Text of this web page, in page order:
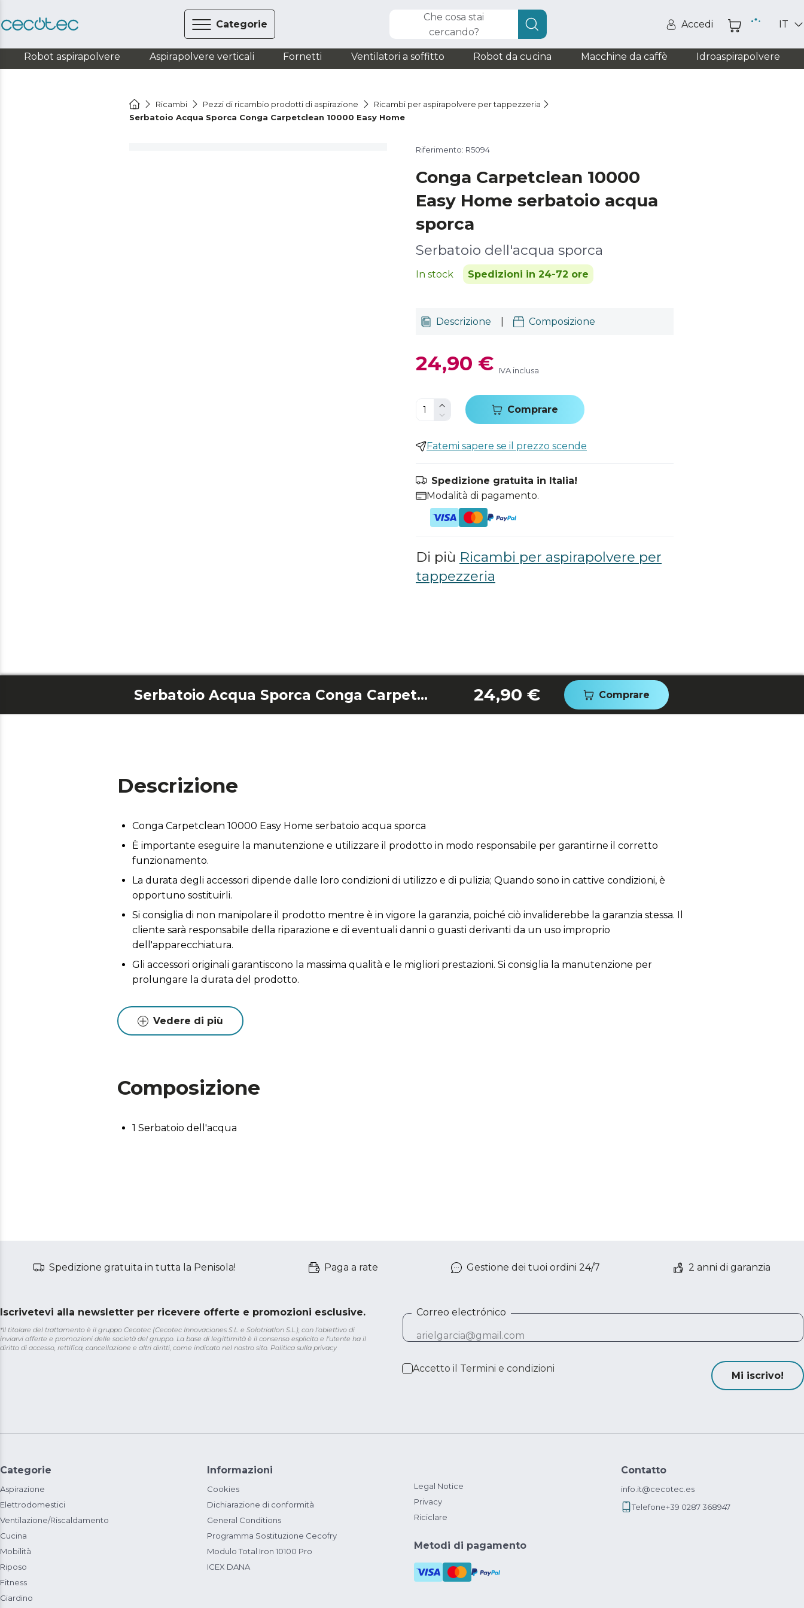
Categorie
Che cosa stai
cercando?
Accedi IT
Robot aspirapolvere Aspirapolvere verticali Fornetti Ventilatori a soffitto Robot da cucina Macchine da caffè Idroaspirapolvere
Ricambi Pezzi di ricambio prodotti di aspirazione
Ricambi per aspirapolvere per tappezzeria
Serbatoio Acqua Sporca Conga Carpetclean 10000 Easy Home
Riferimento: R5094
Conga Carpetclean 10000
Easy Home serbatoio acqua
sporca
Serbatoio dell'acqua sporca
In stock Spedizioni in 24-72 ore
Descrizione Composizione
24,90 € IVA inclusa
Comprare
Fatemi sapere se il prezzo scende
Spedizione gratuita in Italia!
Modalità di pagamento.
Di più Ricambi per aspirapolvere per
tappezzeria
Serbatoio Acqua Sporca Conga Carpetclean 10000 Easy Home 24,90 € Comprare
Descrizione
Conga Carpetclean 10000 Easy Home serbatoio acqua sporca
È importante eseguire la manutenzione e utilizzare il prodotto in modo responsabile per garantirne il corretto
funzionamento.
La durata degli accessori dipende dalle loro condizioni di utilizzo e di pulizia; Quando sono in cattive condizioni, è
opportuno sostituirli.
Si consiglia di non manipolare il prodotto mentre è in vigore la garanzia, poiché ciò invaliderebbe la garanzia stessa. Il
cliente sarà responsabile della riparazione e di eventuali danni o guasti derivanti da un uso improprio
dell'apparecchiatura.
Gli accessori originali garantiscono la massima qualità e le migliori prestazioni. Si consiglia la manutenzione per
prolungare la durata del prodotto.
Vedere di più
Composizione
1 Serbatoio dell'acqua
Spedizione gratuita in tutta la Penisola! Paga a rate Gestione dei tuoi ordini 24/7 2 anni di garanzia
Iscrivetevi alla newsletter per ricevere offerte e promozioni esclusive.
*Il titolare del trattamento è il gruppo Cecotec (Cecotec Innovaciones S.L. e Solotriatlon S.L.), con l'obiettivo di
inviarvi offerte e promozioni delle società del gruppo. La base di legittimità è il consenso esplicito e l'utente ha il
diritto di accesso, rettifica, cancellazione e altri diritti, come indicato nel nostro sito. Politica sulla privacy
Correo electrónico
Accetto il Termini e condizioni
Mi iscrivo!
Categorie
Aspirazione
Elettrodomestici
Ventilazione/Riscaldamento
Cucina
Mobilità
Riposo
Fitness
Giardino
Informazioni
Cookies
Dichiarazione di conformità
General Conditions
Programma Sostituzione Cecofry
Modulo Total Iron 10100 Pro
ICEX DANA
Legal Notice
Privacy
Riciclare
Metodi di pagamento
Contatto
info.it@cecotec.es
Telefone+39 0287 368947